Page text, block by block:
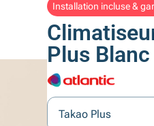
Installation incluse &
Plus
Takao Plus